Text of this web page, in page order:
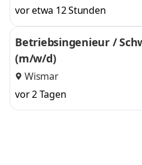
vor etwa 12 Stunden
Betriebsingenieur /
(m/w/d)
Wismar
vor 2 Tagen